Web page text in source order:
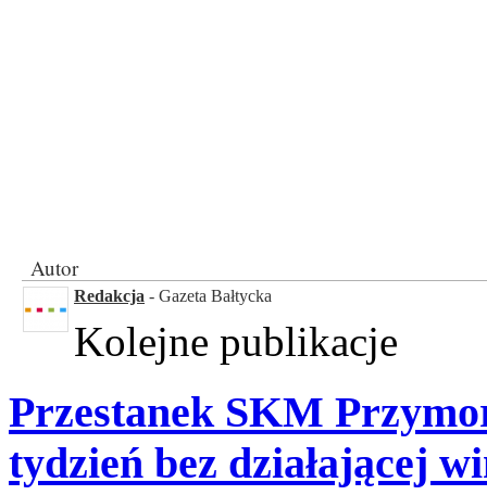
Autor
Redakcja - Gazeta Bałtycka
Kolejne publikacje
Przestanek SKM
tydzień bez działającej